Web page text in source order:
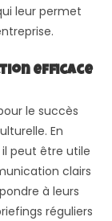
leur permet
efficace
le succès
En
il peut être utile
clairs
à leurs
réguliers